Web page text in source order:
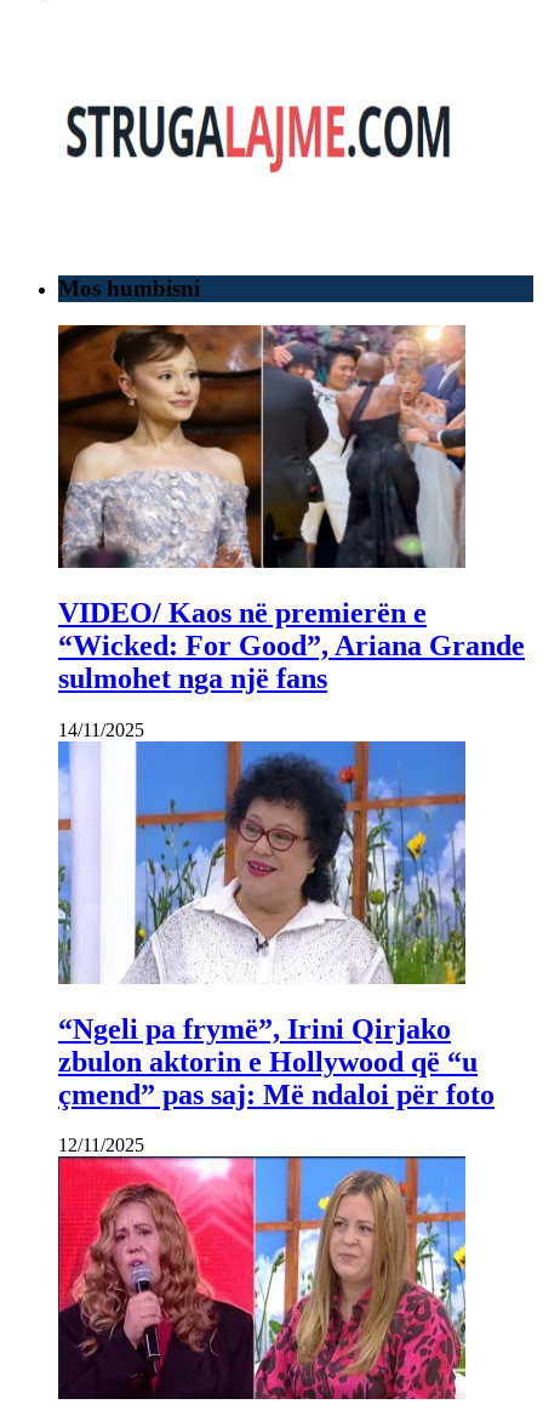
Mos humbisni
VIDEO/ Kaos në premierën e
“Wicked: For Good”, Ariana Grande
sulmohet nga një fans
14/11/2025
“Ngeli pa frymë”, Irini Qirjako
zbulon aktorin e Hollywood që “u
çmend” pas saj: Më ndaloi për foto
12/11/2025